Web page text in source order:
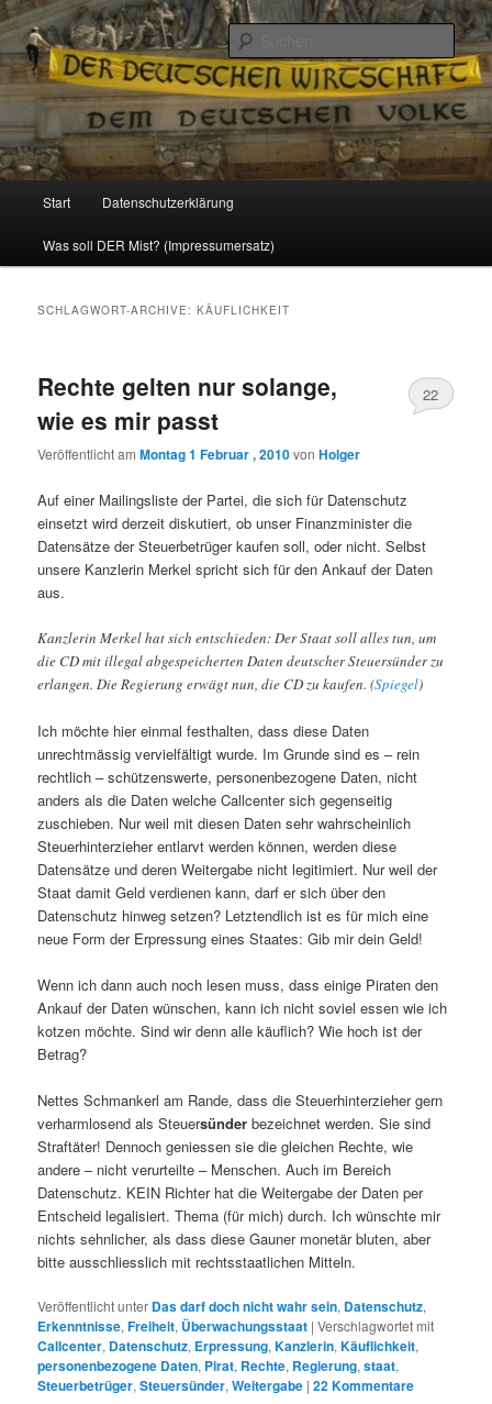
Reizzentrum
Politik, Wirtschaft, Soziales und Gesellschaft
Zum
Inhalt
Zum
sekundären
Start Datenschutzerklärung
Was soll DER Mist? (Impressumersatz)
SCHLAGWORT-ARCHIVE:KÄUFLICHKEIT
Rechte gelten nur solange,
wie es mir passt
Veröffentlicht amMontag 1 Februar , 2010vonHolger
22
Auf einer Mailingsliste der Partei, die sich für Datenschutz
einsetzt wird derzeit diskutiert, ob unser Finanzminister die
Datensätze der Steuerbetrüger kaufen soll, oder nicht. Selbst
unsere Kanzlerin Merkel spricht sich für den Ankauf der Daten
aus.
Kanzlerin Merkel hat sich entschieden: Der Staat soll alles tun, um
die CD mit illegal abgespeicherten Daten deutscher Steuersünder zu
erlangen. Die Regierung erwägt nun, die CD zu kaufen. (Spiegel)
Ich möchte hier einmal festhalten, dass diese Daten
unrechtmässig vervielfältigt wurde. Im Grunde sind es – rein
rechtlich – schützenswerte, personenbezogene Daten, nicht
anders als die Daten welche Callcenter sich gegenseitig
zuschieben. Nur weil mit diesen Daten sehr wahrscheinlich
Steuerhinterzieher entlarvt werden können, werden diese
Datensätze und deren Weitergabe nicht legitimiert. Nur weil der
Staat damit Geld verdienen kann, darf er sich über den
Datenschutz hinweg setzen? Letztendlich ist es für mich eine
neue Form der Erpressung eines Staates: Gib mir dein Geld!
Wenn ich dann auch noch lesen muss, dass einige Piraten den
Ankauf der Daten wünschen, kann ich nicht soviel essen wie ich
kotzen möchte. Sind wir denn alle käuflich? Wie hoch ist der
Betrag?
Nettes Schmankerl am Rande, dass die Steuerhinterzieher gern
verharmlosend als Steuersünder bezeichnet werden. Sie sind
Straftäter! Dennoch geniessen sie die gleichen Rechte, wie
andere – nicht verurteilte – Menschen. Auch im Bereich
Datenschutz. KEIN Richter hat die Weitergabe der Daten per
Entscheid legalisiert. Thema (für mich) durch. Ich wünschte mir
nichts sehnlicher, als dass diese Gauner monetär bluten, aber
bitte ausschliesslich mit rechtsstaatlichen Mitteln.
Veröffentlicht unter Das darf doch nicht wahr sein, Datenschutz,
Erkenntnisse,Freiheit, Überwachungsstaat |Verschlagwortet mit
Callcenter, Datenschutz, Erpressung,Kanzlerin,Käuflichkeit,
personenbezogene Daten, Pirat, Rechte, Regierung,staat,
Steuerbetrüger,Steuersünder,Weitergabe |22Kommentare